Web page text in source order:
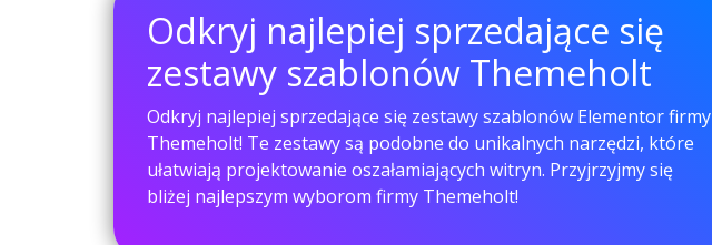
Odkryj najlepiej sprzedające się
zestawy szablonów Themeholt
Odkryj najlepiej sprzedające się zestawy szablonów Elementor firmy
Themeholt! Te zestawy są podobne do unikalnych narzędzi, które
ułatwiają projektowanie oszałamiających witryn. Przyjrzyjmy się
bliżej najlepszym wyborom firmy Themeholt!